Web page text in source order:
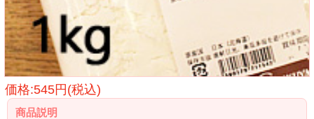
価格:545円(税込)
商品説明